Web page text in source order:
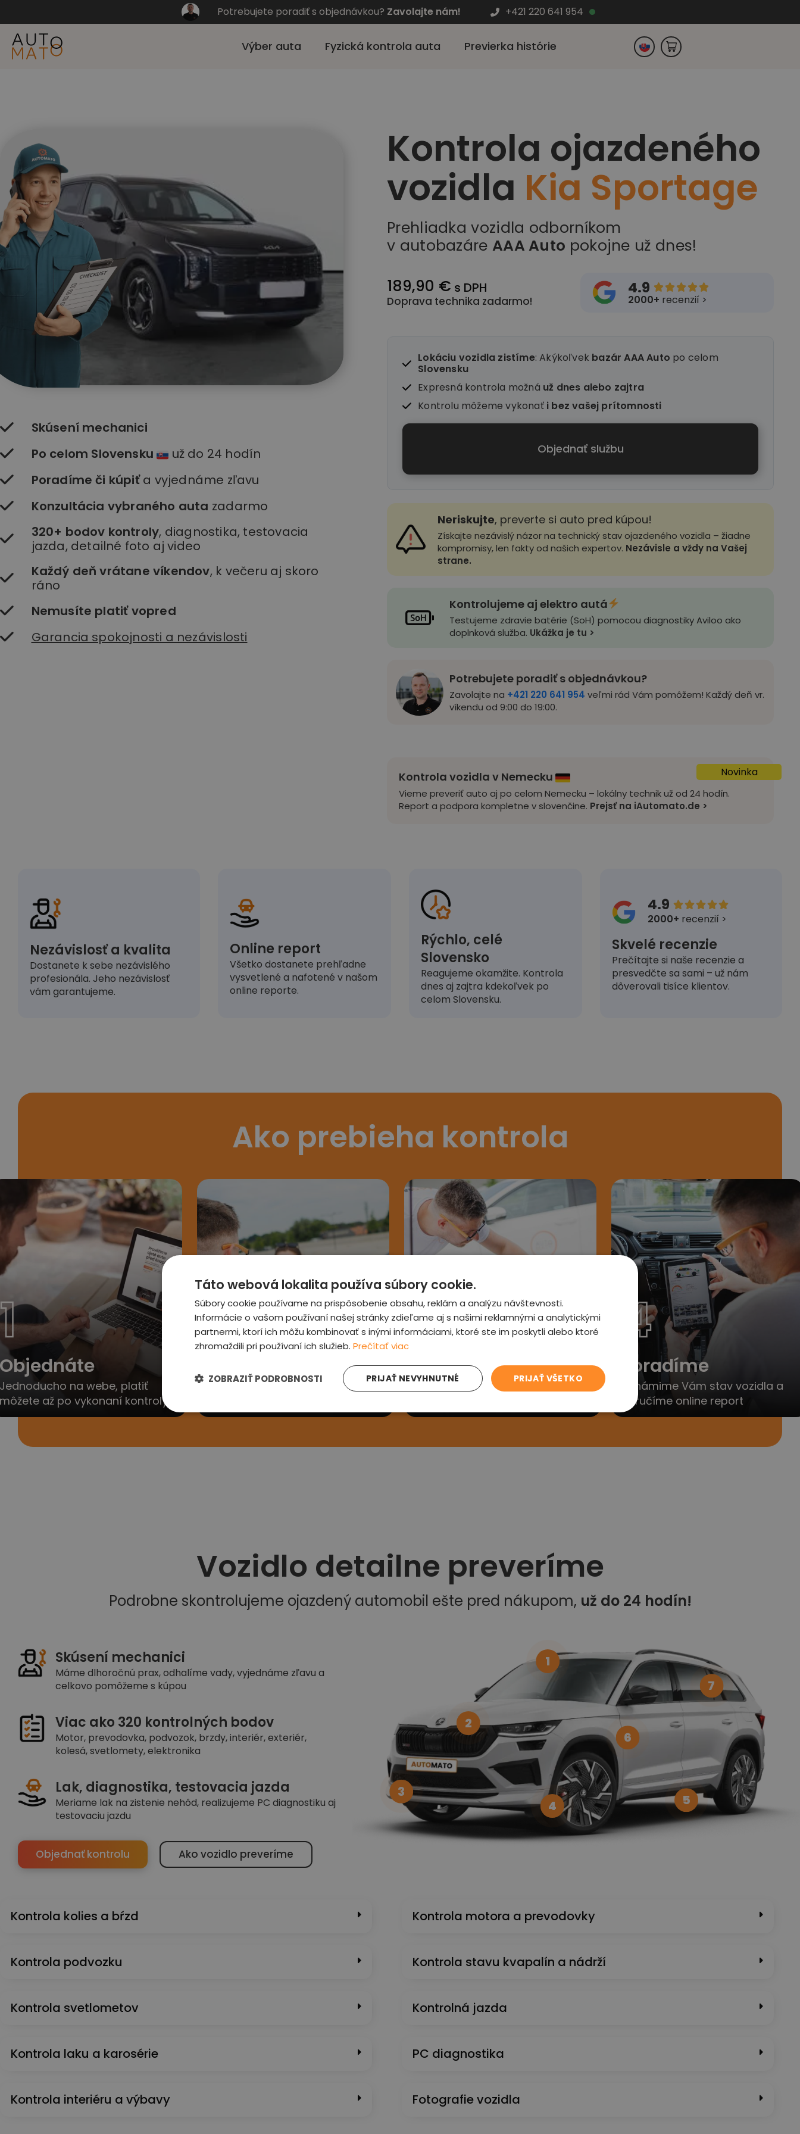
Potrebujete poradiť s objednávkou? Zavolajte nám! +421 220 641 954
Výber auta Fyzická kontrola auta Previerka histórie
Nemecko
Skúsení mechanici
Po celom Slovensku
už do 24 hodín
Poradíme či kúpiťa vyjednáme zľavu
Konzultácia vybraného auta zadarmo
320+ bodov kontroly, diagnostika, testovacia
jazda, detailné foto aj video
Každý deň vrátane víkendov, k večeru aj skoro
ráno
Nemusíte platiť vopred
Garancia spokojnosti a nezávislosti
Kontrola ojazdeného
vozidla Kia Sportage
Prehliadka vozidla odborníkom
v autobazáre AAA Auto pokojne už dnes!
189,90 € s DPH
Doprava technika zadarmo!
4.9 
2000+ recenzií >
Lokáciu vozidla zistíme: Akýkoľvek bazár AAA Auto po celom
Slovensku
Expresná kontrola možná už dnes alebo zajtra
Kontrolu môžeme vykonať i bez vašej prítomnosti
Objednať službu
Neriskujte, preverte si auto pred kúpou!
Získajte nezávislý názor na technický stav ojazdeného vozidla – žiadne
kompromisy, len fakty od našich expertov. Nezávisle a vždy na Vašej
strane.
Kontrolujeme aj elektro autá
Testujeme zdravie batérie (SoH) pomocou diagnostiky Aviloo ako
doplnková služba. Ukážka je tu >
Potrebujete poradiť s objednávkou?
Zavolajte na +421 220 641 954 veľmi rád Vám pomôžem! Každý deň vr.
víkendu od 9:00 do 19:00.
Novinka
Kontrola vozidla v Nemecku
Vieme preveriť auto aj po celom Nemecku – lokálny technik už od 24 hodín.
Report a podpora kompletne v slovenčine. Prejsť na iAutomato.de >
Nezávislosť a kvalita
Dostanete k sebe nezávislého
profesionála. Jeho nezávislosť
vám garantujeme.
Online report
Všetko dostanete prehľadne
vysvetlené a nafotené v našom
online reporte.
Rýchlo, celé
Slovensko
Reagujeme okamžite. Kontrola
dnes aj zajtra kdekoľvek po
celom Slovensku.
4.9 
2000+ recenzií >
Skvelé recenzie
Prečítajte si naše recenzie a
presvedčte sa sami – už nám
dôverovali tisíce klientov.
Ako prebieha kontrola
1
Objednáte
Jednoducho na webe, platiť
môžete až po vykonaní kontroly
2
Ozveme sa Vám
Obratom Vás kontaktujeme a
3
Preveríme auto
Prehliadneme auto, vyjednáme
4
Poradíme
Oznámime Vám stav vozidla a
doručíme online report
Vozidlo detailne preveríme
Podrobne skontrolujeme ojazdený automobil ešte pred nákupom, už do 24 hodín!
Skúsení mechanici
Máme dlhoročnú prax, odhalíme vady, vyjednáme zľavu a
celkovo pomôžeme s kúpou
Viac ako 320 kontrolných bodov
Motor, prevodovka, podvozok, brzdy, interiér, exteriér,
kolesá, svetlomety, elektronika
Lak, diagnostika, testovacia jazda
Meriame lak na zistenie nehôd, realizujeme PC diagnostiku aj
testovaciu jazdu
Objednať kontrolu Ako vozidlo preveríme
1
2
3
4
5
6
7
Kontrola kolies a bŕzd
Kontrola podvozku
Kontrola svetlometov
Kontrola laku a karosérie
Kontrola interiéru a výbavy
Kontrola motora a prevodovky
Kontrola stavu kvapalín a nádrží
Kontrolná jazda
PC diagnostika
Fotografie vozidla
Táto webová lokalita používa súbory cookie.
Súbory cookie používame na prispôsobenie obsahu, reklám a analýzu návštevnosti.
Informácie o vašom používaní našej stránky zdieľame aj s našimi reklamnými a analytickými
partnermi, ktorí ich môžu kombinovať s inými informáciami, ktoré ste im poskytli alebo ktoré
zhromaždili pri používaní ich služieb. Prečítať viac
PRIJAŤ VŠETKO
PRIJAŤ NEVYHNUTNÉ
ZOBRAZIŤ PODROBNOSTI